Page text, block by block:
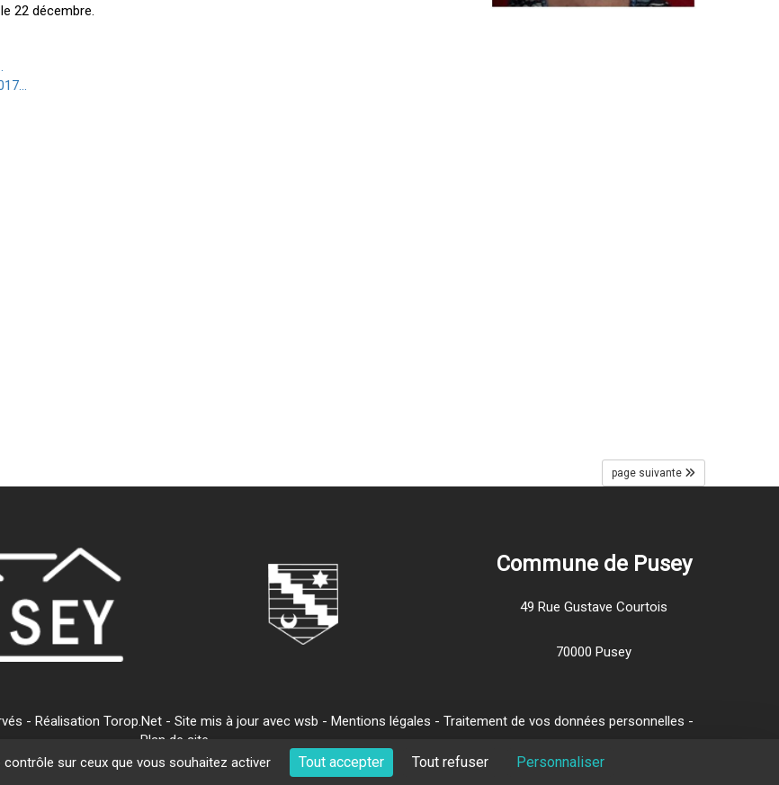
22 décembre.
page suivante
Commune de Pusey
49 Rue Gustave Courtois
70000 Pusey
- Réalisation Torop.Net - Site mis à jour avec wsb - Mentions légales - Traitement de vos données personnelles -
Plan de site
sur ceux que vous souhaitez activer Tout accepter Tout refuser Personnaliser